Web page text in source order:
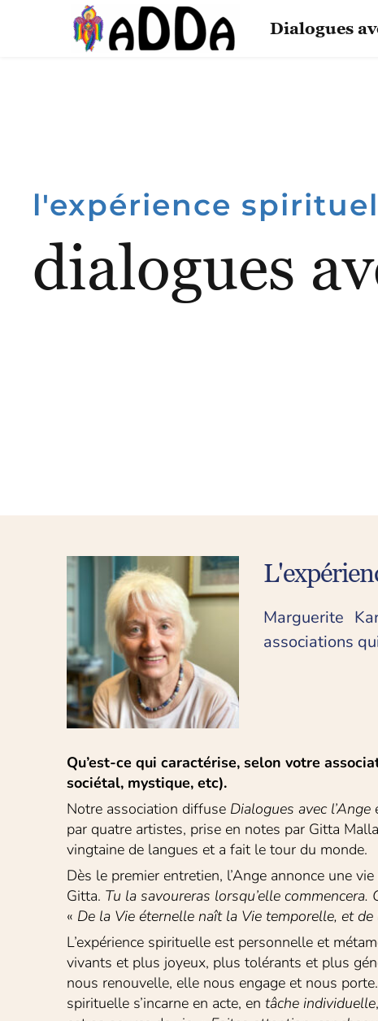
Dialogues
l'expérience
dialogues
Marguerite
associations
Qu’est-ce qui caractérise, selon votre
sociétal, mystique, etc).
Notre association diffuse Dialogues avec l’Ange
par quatre artistes, prise en notes par Gitta
vingtaine de langues et a fait le tour du monde.
Dès le premier entretien, l’Ange annonce une
Gitta. Tu la savoureras lorsqu’elle
« De la Vie éternelle naît la Vie temporelle, et
L’expérience spirituelle est personnelle et
vivants et plus joyeux, plus tolérants et plus
nous renouvelle, elle nous engage et nous
spirituelle s’incarne en acte, en tâche individuelle